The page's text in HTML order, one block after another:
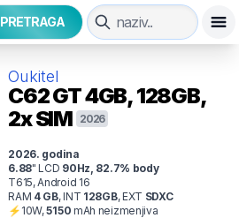
PRETRAGA
Oukitel
C62 GT4GB, 128GB,
2x SIM 2026
2026. godina
6.88" LCD 90Hz 82.7% body
T615, Android 16
RAM 4GB,INT 128GB,EXT SDXC
⚡ 10W,5150 mAh neizmenjiva